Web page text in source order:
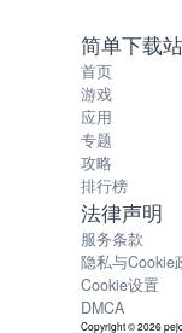
简单下载站
首页
游戏
应用
专题
攻略
排行榜
法律声明
服务条款
隐私与Cookie
Cookie设置
DMCA
Copyright © 2026